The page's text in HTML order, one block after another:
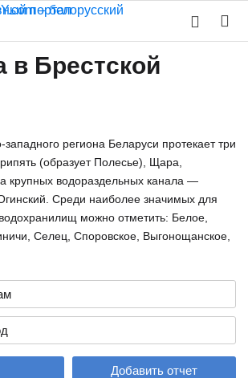
в Брестской
региона Беларуси протекает три
(образует Полесье), Щара,
крупных водораздельных канала —
Среди наиболее значимых для
можно отметить: Белое,
Селец, Споровское, Выгонощанское,
Добавить отчет